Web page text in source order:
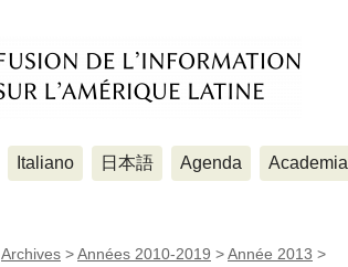
Italiano 日本語 Agenda Academia
Archives >Années 2010-2019 >Année 2013 >